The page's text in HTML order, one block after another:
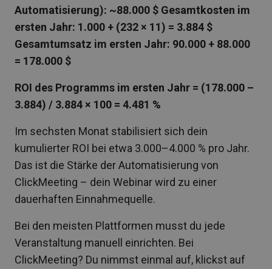
Automatisierung): ~88.000 $ Gesamtkosten im
ersten Jahr: 1.000 + (232 × 11) = 3.884 $
Gesamtumsatz im ersten Jahr: 90.000 + 88.000
= 178.000 $
ROI des Programms im ersten Jahr = (178.000 –
3.884) / 3.884 × 100 = 4.481 %
Im sechsten Monat stabilisiert sich dein
kumulierter ROI bei etwa 3.000–4.000 % pro Jahr.
Das ist die Stärke der Automatisierung von
ClickMeeting – dein Webinar wird zu einer
dauerhaften Einnahmequelle.
Bei den meisten Plattformen musst du jede
Veranstaltung manuell einrichten. Bei
ClickMeeting? Du nimmst einmal auf, klickst auf